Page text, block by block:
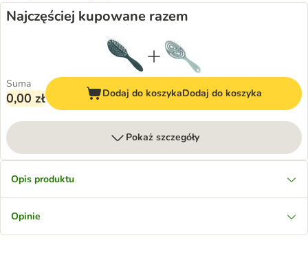
Najczęściej kupowane razem
Suma
0,00 zł Dodaj do koszykaDodaj do koszyka
Pokaż szczegóły
Opis produktu
Opinie